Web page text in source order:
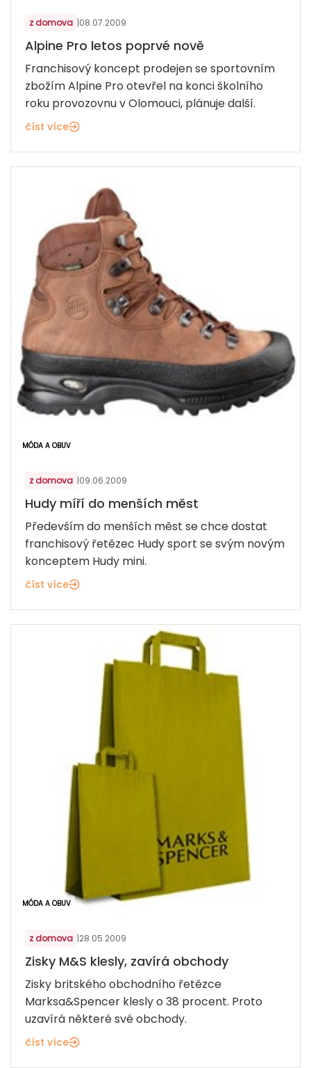
z domova |08.07.2009
Alpine Pro letos poprvé nově
Franchisový koncept prodejen se sportovním
zbožím Alpine Pro otevřel na konci školního
roku provozovnu v Olomouci, plánuje další.
číst více
MÓDA A OBUV
z domova |09.06.2009
Hudy míří do menších měst
Především do menších měst se chce dostat
franchisový řetězec Hudy sport se svým novým
konceptem Hudy mini.
číst více
MÓDA A OBUV
z domova |28.05.2009
Zisky M&S klesly, zavírá obchody
Zisky britského obchodního řetězce
Marksa&Spencer klesly o 38 procent. Proto
uzavírá některé své obchody.
číst více